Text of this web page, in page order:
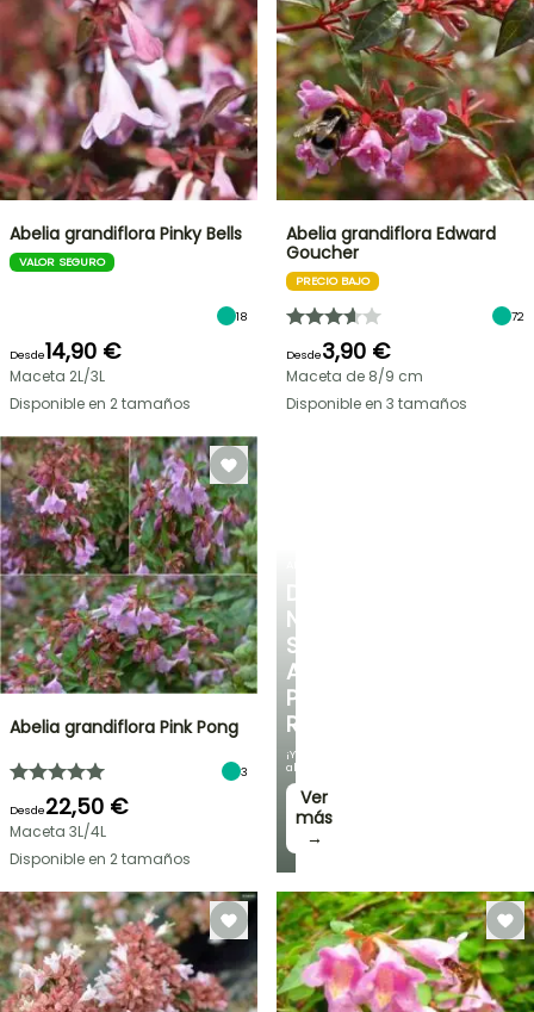
DESCUBRE
NUESTRA
SELECCIÓN
A
PRECIOS
REDUCIDOS
¡Y
ahorra!
Ver
más
→
Abelia grandiflora Pinky Bells
VALOR SEGURO
18
Desde14,90 €
Maceta 2L/3L
Disponible en 2 tamaños
Abelia grandiflora Edward
Goucher
PRECIO BAJO
72
Desde3,90 €
Maceta de 8/9 cm
Disponible en 3 tamaños
Abelia grandiflora Pink Pong
3
Desde22,50 €
Maceta 3L/4L
Disponible en 2 tamaños